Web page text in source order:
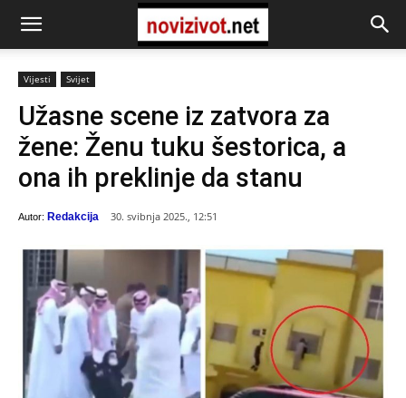
Vijesti Svijet
Užasne scene iz zatvora za
žene: Ženu tuku šestorica, a
ona ih preklinje da stanu
Autor: Redakcija 30. svibnja 2025., 12:51